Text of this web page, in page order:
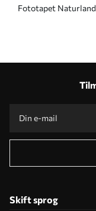
Fototapet
Skift sprog